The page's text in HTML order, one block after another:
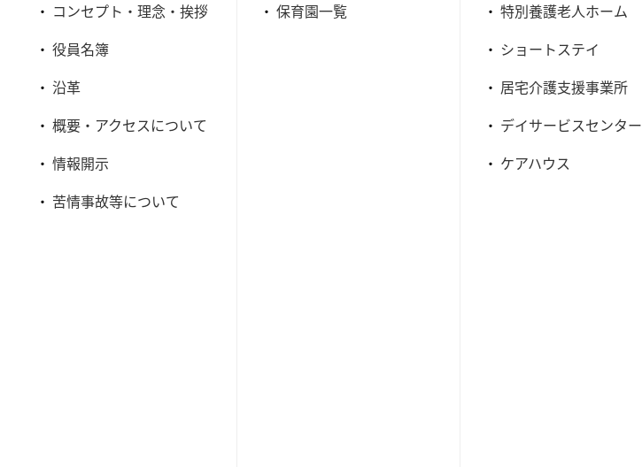
コンセプト・理念・挨拶
役員名簿
沿革
概要・アクセスについて
情報開示
苦情事故等について
保育園一覧
特別養護老人ホーム
ショートステイ
居宅介護支援事業所
デイサービスセンター
ケアハウス